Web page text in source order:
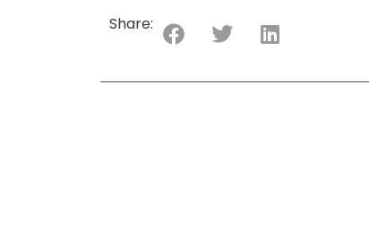
Share: